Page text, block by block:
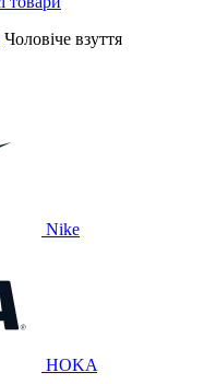
Чоловіче взуття
Nike
HOKA